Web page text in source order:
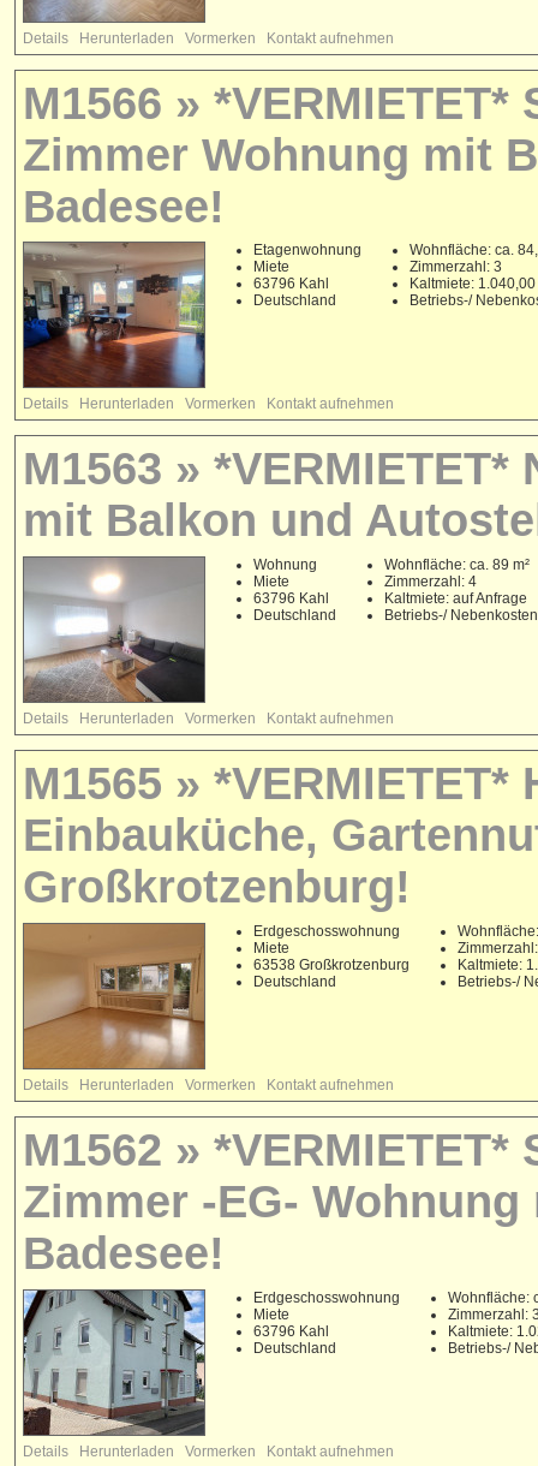
Details Herunterladen Vormerken Kontakt aufnehmen
M1566 »
Zimmer Wohnung mit
Badesee!
Etagenwohnung
Miete
63796 Kahl
Deutschland
Wohnfläche: ca.
Zimmerzahl: 3
Kaltmiete:
Betriebs-/
Details Herunterladen Vormerken Kontakt aufnehmen
M1563 »
mit Balkon und
Wohnung
Miete
63796 Kahl
Deutschland
Wohnfläche: ca. 89 m²
Zimmerzahl: 4
Kaltmiete: auf Anfrage
Betriebs-/
Details Herunterladen Vormerken Kontakt aufnehmen
M1565 »
Einbauküche,
Großkrotzenburg!
Erdgeschosswohnung
Miete
63538 Großkrotzenburg
Deutschland
Kaltmiete:
Betriebs-/
Details Herunterladen Vormerken Kontakt aufnehmen
M1562 »
Zimmer -EG-
Badesee!
Erdgeschosswohnung
Miete
63796 Kahl
Deutschland
Wohnfläche:
Zimmerzahl:
Kaltmiete:
Betriebs-/
Details Herunterladen Vormerken Kontakt aufnehmen